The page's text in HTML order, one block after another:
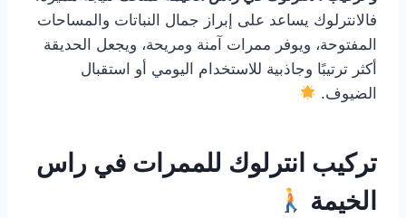
فالانترلوك يساعد على إبراز جمال النباتات والمساحات
المفتوحة، ويوفر ممرات آمنة ومريحة، ويجعل الحديقة
أكثر ترتيبًا وجاذبية للاستخدام اليومي أو استقبال
الضيوف.
تركيب انترلوك للممرات في راس
الخيمة